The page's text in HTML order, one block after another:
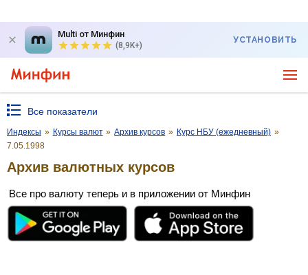
Multi от Минфин
(8,9K+)
УСТАНОВИТЬ
Все показатели
Индексы » Курсы валют » Архив курсов » Курс НБУ (ежедневный) »
7.05.1998
Архив валютных курсов
Все про валюту теперь и в приложении от Минфин